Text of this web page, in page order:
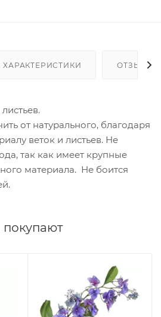
ХАРАКТЕРИСТИКИ ОТЗЫВЫ
от натурального, благодаря
веток и листьев. Не
так как имеет крупные
материала. Не боится